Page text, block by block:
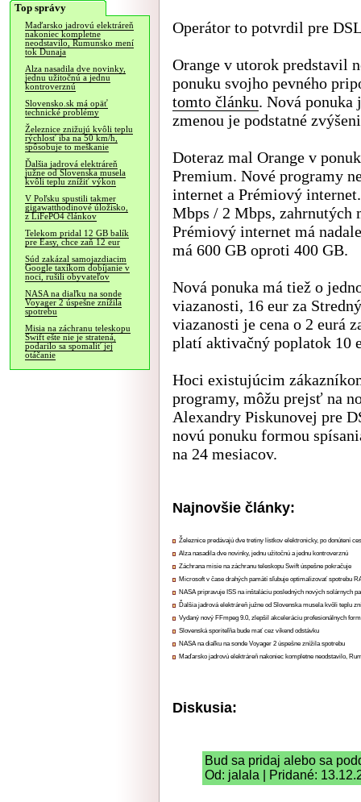
Top správy
Maďarsko jadrovú elektráreň
nakoniec kompletne
neodstavilo, Rumunsko mení
tok Dunaja
Alza nasadila dve novinky,
jednu užitočnú a jednu
kontroverznú
Slovensko.sk má opäť
technické problémy
Železnice znižujú kvôli teplu
rýchlosť iba na 50 km/h,
spôsobuje to meškanie
Ďalšia jadrová elektráreň
južne od Slovenska musela
kvôli teplu znížiť výkon
V Poľsku spustili takmer
gigawatthodinové úložisko,
z LiFePO4 článkov
Telekom pridal 12 GB balík
pre Easy, chce zaň 12 eur
Súd zakázal samojazdiacim
Google taxíkom dobíjanie v
noci, rušili obyvateľov
NASA na diaľku na sonde
Voyager 2 úspešne znížila
spotrebu
Misia na záchranu teleskopu
Swift ešte nie je stratená,
podarilo sa spomaliť jej
otáčanie
Operátor to potvrdil pre
Orange v utorok predstavil
ponuku svojho pevného
tomto článku. Nová ponuka
zmenou je podstatné
Doteraz mal Orange v
Premium. Nové programy
internet a Prémiový
Mbps / 2 Mbps, zahrnutých
Prémiový internet má
má 600 GB oproti 400 GB.
Nová ponuka má tiež o
viazanosti, 16 eur za
viazanosti je cena o 2 eurá
platí aktivačný poplatok 10
Hoci existujúcim
programy, môžu prejsť na
Alexandry Piskunovej pre
novú ponuku formou
na 24 mesiacov.
Najnovšie články:
Železnice predávajú dve tretiny lístkov elektronicky, po donútení
Alza nasadila dve novinky, jednu užitočnú a jednu kontroverznú
Záchrana misie na záchranu teleskopu Swift úspešne pokračuje
Microsoft v čase drahých pamätí sľubuje optimalizovať spotrebu
NASA pripravuje ISS na inštaláciu posledných nových solárnych
Ďalšia jadrová elektráreň južne od Slovenska musela kvôli teplu
Vydaný nový FFmpeg 9.0, zlepšil akceleráciu profesionálnych
Slovenská sporiteľňa bude mať cez víkend odstávku
NASA na diaľku na sonde Voyager 2 úspešne znížila spotrebu
Maďarsko jadrovú elektráreň nakoniec kompletne neodstavilo,
Diskusia:
Bud sa pridaj alebo sa
Od: jalala | Pridané: